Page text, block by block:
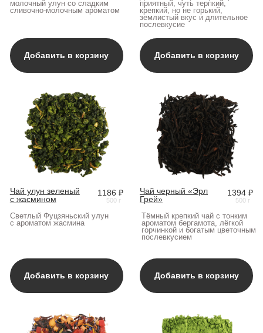
Матча японская
3223 ₽
500 г
насыщенным свежим ароматом
с морскими нотами и мягким
травянисто-сладковатым
вкусом
Добавить в корзину
Чай фруктовый
«Нахальный фрукт»
1140 ₽
500 г
сушеное яблоко и плоды
шиповника, лепестки
календулы, василька
и ароматические масла
Добавить в корзину
Чай черный «Эрл
Грей»
1394 ₽
500 г
Тёмный крепкий чай с тонким
ароматом бергамота, лёгкой
послевкусием
Добавить в корзину
Чай улун зеленый
с жасмином
1186 ₽
500 г
Чёрный чай
«Таёжный»
1745 ₽
500 г
Чёрный чай
с чабрецом
1295 ₽
500 г